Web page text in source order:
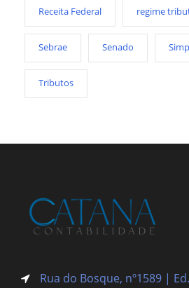
Receita Federal regime
Sebrae Senado
Tributos
Rua do Bosque, nº1589 |